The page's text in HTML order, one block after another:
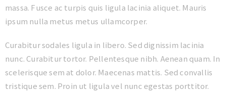
massa. Fusce ac turpis quis ligula lacinia aliquet. Mauris
ipsum nulla metus metus ullamcorper.
Curabitur sodales ligula in libero. Sed dignissim lacinia
nunc. Curabitur tortor. Pellentesque nibh. Aenean quam. In
scelerisque sem at dolor. Maecenas mattis. Sed convallis
tristique sem. Proin ut ligula vel nunc egestas porttitor.